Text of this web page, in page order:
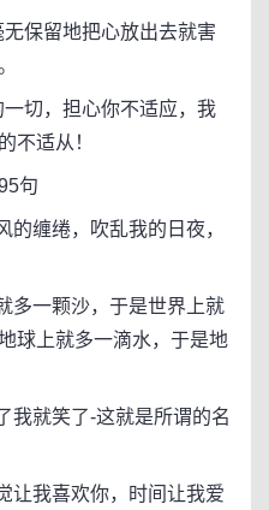
保留地把心放出去就害
切，担心你不适应，我
不适从！
句
缠绻，吹乱我的日夜，
一颗沙，于是世界上就
球上就多一滴水，于是地
就笑了-这就是所谓的名
我喜欢你，时间让我爱